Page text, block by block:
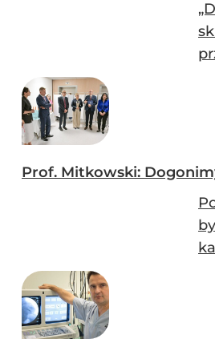
Prof. Mitkowski: